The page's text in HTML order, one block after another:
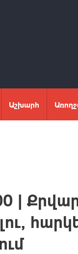
Աշխարհ
|